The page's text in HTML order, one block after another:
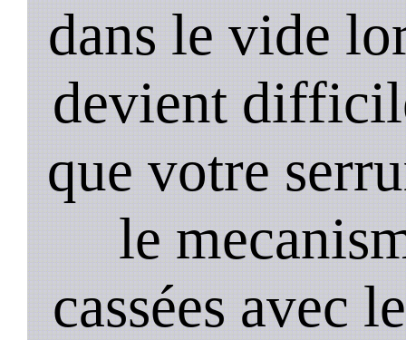
dans le vide
devient
que votre
le
cassées avec